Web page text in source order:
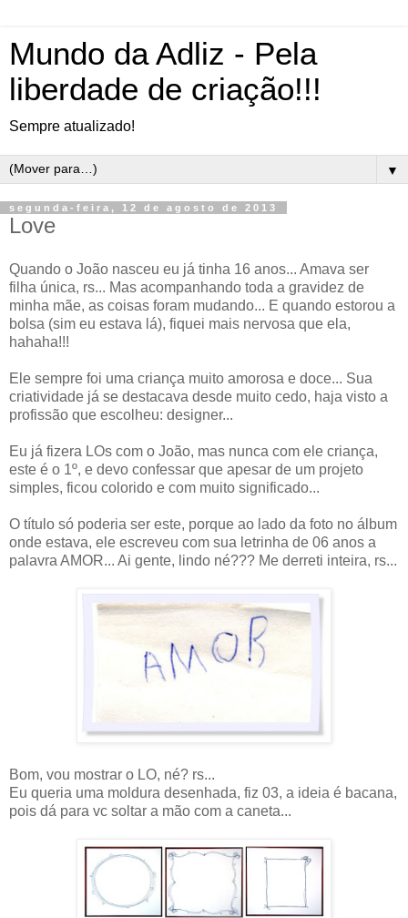
Mundo da Adliz - Pela
liberdade de criação!!!
Sempre atualizado!
▼
segunda-feira, 12 de agosto de 2013
Love
Quando o João nasceu eu já tinha 16 anos... Amava ser
filha única, rs... Mas acompanhando toda a gravidez de
minha mãe, as coisas foram mudando... E quando estorou a
bolsa (sim eu estava lá), fiquei mais nervosa que ela,
hahaha!!!
Ele sempre foi uma criança muito amorosa e doce... Sua
criatividade já se destacava desde muito cedo, haja visto a
profissão que escolheu: designer...
Eu já fizera LOs com o João, mas nunca com ele criança,
este é o 1º, e devo confessar que apesar de um projeto
simples, ficou colorido e com muito significado...
O título só poderia ser este, porque ao lado da foto no álbum
onde estava, ele escreveu com sua letrinha de 06 anos a
palavra AMOR... Ai gente, lindo né??? Me derreti inteira, rs...
Bom, vou mostrar o LO, né? rs...
Eu queria uma moldura desenhada, fiz 03, a ideia é bacana,
pois dá para vc soltar a mão com a caneta...